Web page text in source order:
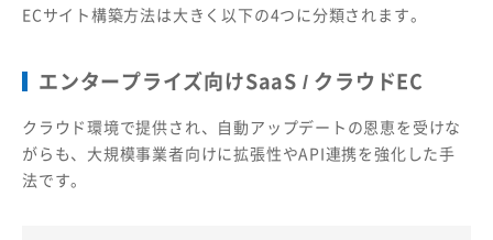
ECサイト構築方法は大きく以下の4つに分類されます。
エンタープライズ向けSaaS / クラウドEC
クラウド環境で提供され、自動アップデートの恩恵を受けな
がらも、大規模事業者向けに拡張性やAPI連携を強化した手
法です。